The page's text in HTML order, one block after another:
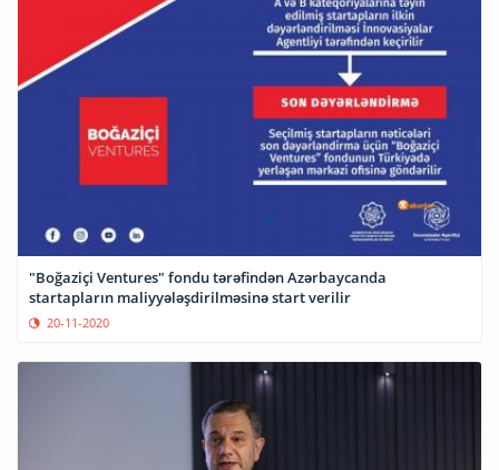
"Boğaziçi Ventures" fondu tərəfindən Azərbaycanda
startapların maliyyələşdirilməsinə start verilir
20-11-2020